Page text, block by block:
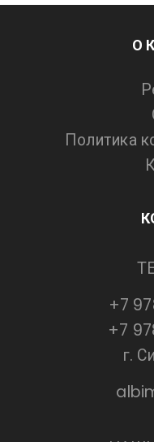
О
Политика
+7
+7
г.